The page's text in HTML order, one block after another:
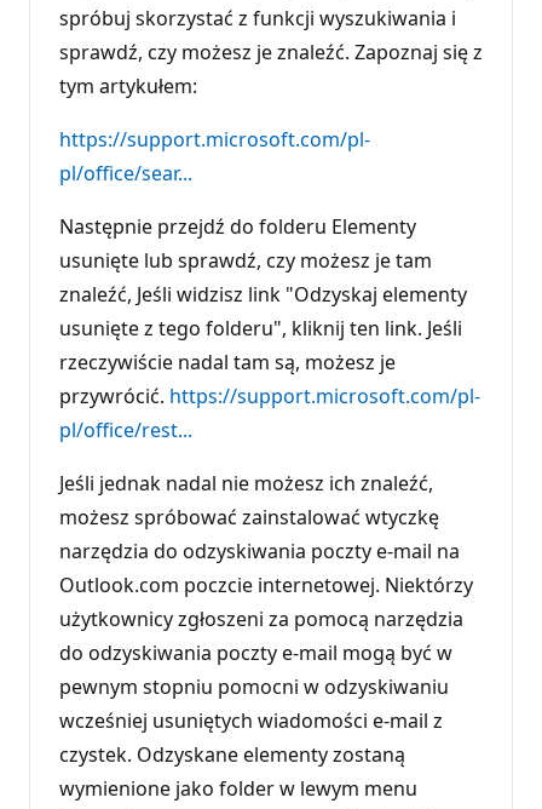
spróbuj skorzystać z funkcji wyszukiwania i
sprawdź, czy możesz je znaleźć. Zapoznaj się z
tym artykułem:
https://support.microsoft.com/pl-
pl/office/sear...
Następnie przejdź do folderu Elementy
usunięte lub sprawdź, czy możesz je tam
znaleźć, Jeśli widzisz link "Odzyskaj elementy
usunięte z tego folderu", kliknij ten link. Jeśli
rzeczywiście nadal tam są, możesz je
przywrócić. https://support.microsoft.com/pl-
pl/office/rest...
Jeśli jednak nadal nie możesz ich znaleźć,
możesz spróbować zainstalować wtyczkę
narzędzia do odzyskiwania poczty e-mail na
Outlook.com poczcie internetowej. Niektórzy
użytkownicy zgłoszeni za pomocą narzędzia
do odzyskiwania poczty e-mail mogą być w
pewnym stopniu pomocni w odzyskiwaniu
wcześniej usuniętych wiadomości e-mail z
czystek. Odzyskane elementy zostaną
wymienione jako folder w lewym menu